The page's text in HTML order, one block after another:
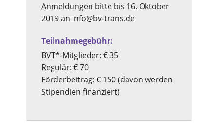
Anmeldungen bitte bis 16. Oktober
2019 an info@bv-trans.de
Teilnahme­gebühr:
BVT*-Mitglieder: € 35
Regulär: € 70
Förderbeitrag: € 150 (davon werden
Stipendien finanziert)